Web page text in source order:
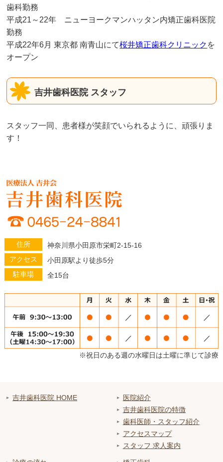
歯科勤務
平成21～22年 ニューヨークマンハッタン内矯正歯科医院
勤務
平成22年6月 東京都 南青山にて桜井矯正歯科クリニック を
オープン
吉井歯科医院 スタッフ
スタッフ一同、患者様が笑顔でいられるように、頑張りま
す！
住所
神奈川県小田原市栄町2-15-16
アクセス
小田原駅より徒歩5分
駐車場
全15台
※祝日のある週の水曜日は土曜に準じて診療
吉井歯科医院 HOME
医院紹介
吉井歯科医院の特徴
歯科医師・スタッフ紹介
アクセスマップ
スタッフ 求人案内